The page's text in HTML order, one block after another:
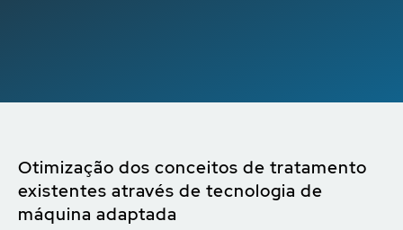
Otimização dos conceitos de tratamento
existentes através de tecnologia de
máquina adaptada